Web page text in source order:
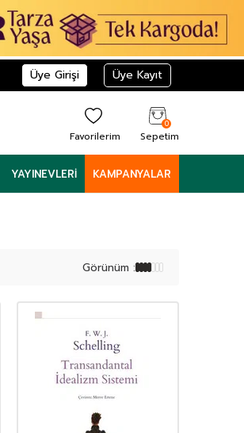
Üye Girişi Üye Kayıt
Favorilerim
0
Sepetim
YAYINEVLERI KAMPANYALAR
Görünüm :